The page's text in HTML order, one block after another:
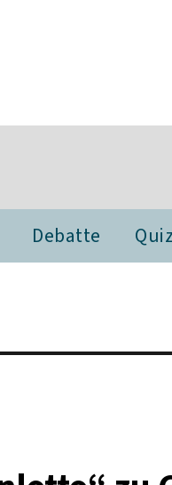
Debatte